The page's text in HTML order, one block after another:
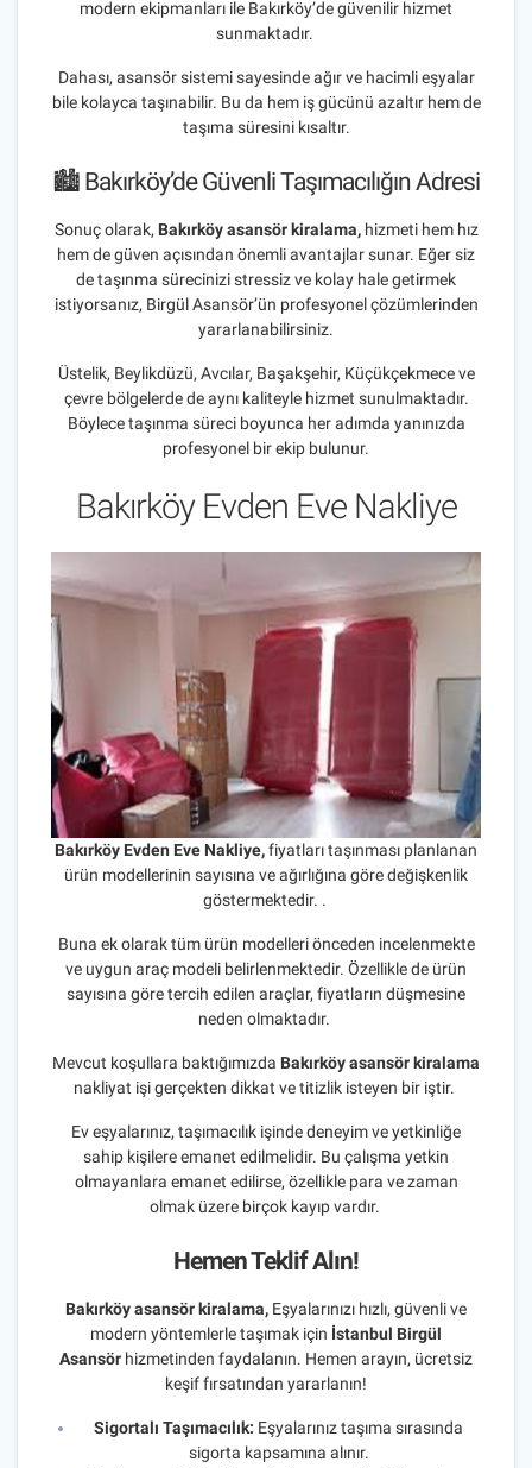
modern ekipmanları ile Bakırköy’de güvenilir hizmet
sunmaktadır.
Dahası, asansör sistemi sayesinde ağır ve hacimli eşyalar
bile kolayca taşınabilir. Bu da hem iş gücünü azaltır hem de
taşıma süresini kısaltır.
🏙️ Bakırköy’de Güvenli Taşımacılığın Adresi
Sonuç olarak, Bakırköy asansör kiralama,hizmeti hem hız
hem de güven açısından önemli avantajlar sunar. Eğer siz
de taşınma sürecinizi stressiz ve kolay hale getirmek
istiyorsanız, Birgül Asansör’ün profesyonel çözümlerinden
yararlanabilirsiniz.
Üstelik, Beylikdüzü, Avcılar, Başakşehir, Küçükçekmece ve
çevre bölgelerde de aynı kaliteyle hizmet sunulmaktadır.
Böylece taşınma süreci boyunca her adımda yanınızda
profesyonel bir ekip bulunur.
Bakırköy Evden Eve Nakliye
Bakırköy Evden Eve Nakliye,fiyatları taşınması planlanan
ürün modellerinin sayısına ve ağırlığına göre değişkenlik
göstermektedir. .
Buna ek olarak tüm ürün modelleri önceden incelenmekte
ve uygun araç modeli belirlenmektedir. Özellikle de ürün
sayısına göre tercih edilen araçlar, fiyatların düşmesine
neden olmaktadır.
Mevcut koşullara baktığımızda Bakırköy asansör kiralama
nakliyat işi gerçekten dikkat ve titizlik isteyen bir iştir.
Ev eşyalarınız, taşımacılık işinde deneyim ve yetkinliğe
sahip kişilere emanet edilmelidir. Bu çalışma yetkin
olmayanlara emanet edilirse, özellikle para ve zaman
olmak üzere birçok kayıp vardır.
Hemen Teklif Alın!
Bakırköy asansör kiralama, Eşyalarınızı hızlı, güvenli ve
modern yöntemlerle taşımak için İstanbul Birgül
Asansör hizmetinden faydalanın. Hemen arayın, ücretsiz
keşif fırsatından yararlanın!
Sigortalı Taşımacılık: Eşyalarınız taşıma sırasında
sigorta kapsamına alınır.